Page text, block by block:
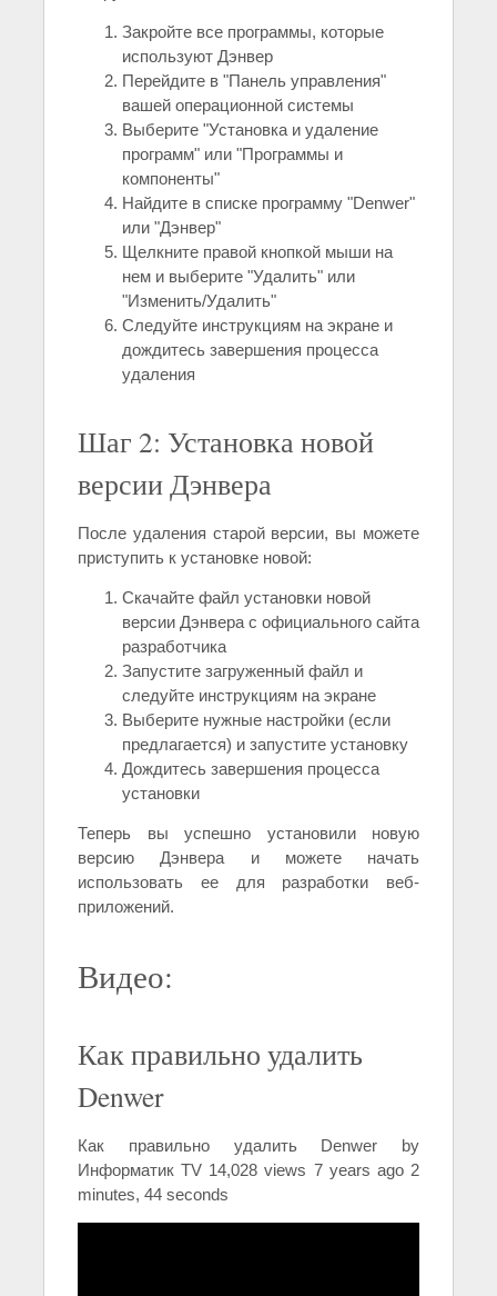
Закройте все программы, которые
используют Дэнвер
Перейдите в "Панель управления"
вашей операционной системы
Выберите "Установка и удаление
программ" или "Программы и
компоненты"
Найдите в списке программу "Denwer"
или "Дэнвер"
Щелкните правой кнопкой мыши на
нем и выберите "Удалить" или
"Изменить/Удалить"
Следуйте инструкциям на экране и
дождитесь завершения процесса
удаления
Шаг 2: Установка новой
версии Дэнвера
После удаления старой версии, вы можете
приступить к установке новой:
Скачайте файл установки новой
версии Дэнвера с официального сайта
разработчика
Запустите загруженный файл и
следуйте инструкциям на экране
Выберите нужные настройки (если
предлагается) и запустите установку
Дождитесь завершения процесса
установки
Теперь вы успешно установили новую
версию Дэнвера и можете начать
использовать ее для разработки веб-
приложений.
Видео:
Как правильно удалить
Denwer
Как правильно удалить Denwer by
Информатик TV 14,028 views 7 years ago 2
minutes, 44 seconds